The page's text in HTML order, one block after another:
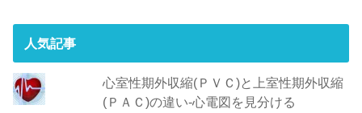
人気記事
心室性期外収縮(ＰＶＣ)と上室性期外収縮
(ＰＡＣ)の違い-心電図を見分ける